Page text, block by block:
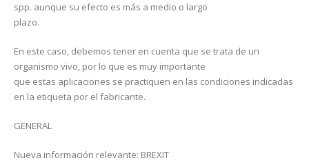
spp. aunque su efecto es más a medio o largo
plazo.
En este caso, debemos tener en cuenta que se trata de un
organismo vivo, por lo que es muy importante
que estas aplicaciones se practiquen en las condiciones indicadas
en la etiqueta por el fabricante.
GENERAL
Nueva información relevante: BREXIT